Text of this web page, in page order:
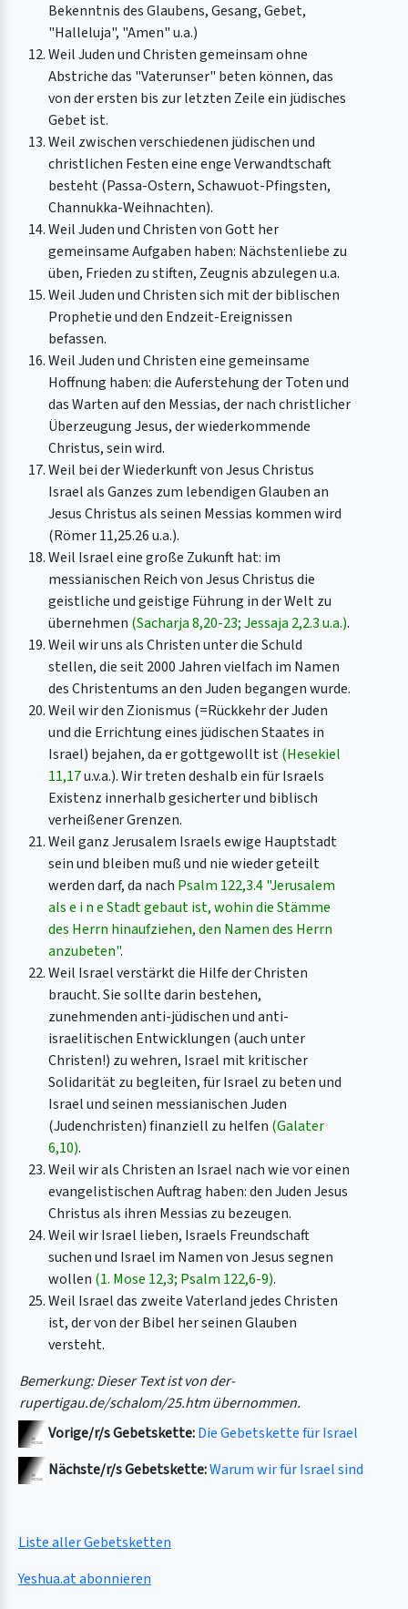
Bekenntnis des Glaubens, Gesang, Gebet,
"Halleluja", "Amen" u.a.)
Weil Juden und Christen gemeinsam ohne
Abstriche das "Vaterunser" beten können, das
von der ersten bis zur letzten Zeile ein jüdisches
Gebet ist.
Weil zwischen verschiedenen jüdischen und
christlichen Festen eine enge Verwandtschaft
besteht (Passa-Ostern, Schawuot-Pfingsten,
Channukka-Weihnachten).
Weil Juden und Christen von Gott her
gemeinsame Aufgaben haben: Nächstenliebe zu
üben, Frieden zu stiften, Zeugnis abzulegen u.a.
Weil Juden und Christen sich mit der biblischen
Prophetie und den Endzeit-Ereignissen
befassen.
Weil Juden und Christen eine gemeinsame
Hoffnung haben: die Auferstehung der Toten und
das Warten auf den Messias, der nach christlicher
Überzeugung Jesus, der wiederkommende
Christus, sein wird.
Weil bei der Wiederkunft von Jesus Christus
Israel als Ganzes zum lebendigen Glauben an
Jesus Christus als seinen Messias kommen wird
(Römer 11,25.26 u.a.).
Weil Israel eine große Zukunft hat: im
messianischen Reich von Jesus Christus die
geistliche und geistige Führung in der Welt zu
übernehmen (Sacharja 8,20-23; Jessaja 2,2.3 u.a.).
Weil wir uns als Christen unter die Schuld
stellen, die seit 2000 Jahren vielfach im Namen
des Christentums an den Juden begangen wurde.
Weil wir den Zionismus (=Rückkehr der Juden
und die Errichtung eines jüdischen Staates in
Israel) bejahen, da er gottgewollt ist(Hesekiel
11,17u.v.a.). Wir treten deshalb ein für Israels
Existenz innerhalb gesicherter und biblisch
verheißener Grenzen.
Weil ganz Jerusalem Israels ewige Hauptstadt
sein und bleiben muß und nie wieder geteilt
werden darf, da nach Psalm 122,3.4 "Jerusalem
als e i n e Stadt gebaut ist, wohin die Stämme
des Herrn hinaufziehen, den Namen des Herrn
anzubeten".
Weil Israel verstärkt die Hilfe der Christen
braucht. Sie sollte darin bestehen,
zunehmenden anti-jüdischen und anti-
israelitischen Entwicklungen (auch unter
Christen!) zu wehren, Israel mit kritischer
Solidarität zu begleiten, für Israel zu beten und
Israel und seinen messianischen Juden
(Judenchristen) finanziell zu helfen (Galater
6,10).
Weil wir als Christen an Israel nach wie vor einen
evangelistischen Auftrag haben: den Juden Jesus
Christus als ihren Messias zu bezeugen.
Weil wir Israel lieben, Israels Freundschaft
suchen und Israel im Namen von Jesus segnen
wollen (1. Mose 12,3; Psalm 122,6-9).
Weil Israel das zweite Vaterland jedes Christen
ist, der von der Bibel her seinen Glauben
versteht.
Bemerkung: Dieser Text ist von der-
rupertigau.de/schalom/25.htm übernommen.
Vorige/r/s Gebetskette:Die Gebetskette für Israel
Nächste/r/s Gebetskette:Warum wir für Israel sind
Liste aller Gebetsketten
Yeshua.at abonnieren